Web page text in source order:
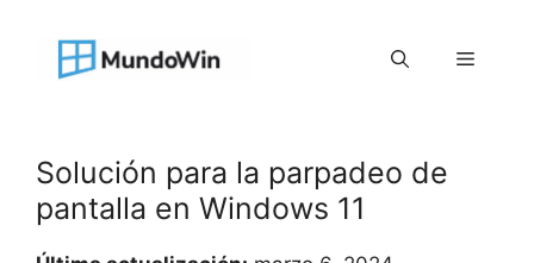
contenido
Menú
Solución para la parpadeo de
pantalla en Windows 11